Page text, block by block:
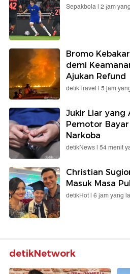
Sepakbola | 2 jam
Bromo
demi
Ajukan Refund
detikTravel | 5 jam
Jukir Liar yang
Pemotor
Narkoba
detikNews | 54 menit
Christian
Masuk Masa
detikHot | 6 jam yang
detikNetwork